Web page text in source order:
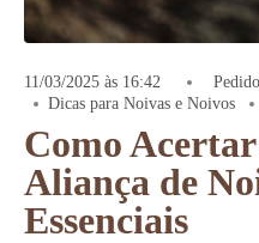
11/03/2025 às 16:42
Dicas para Noivas e Noivos
Como
Aliança de
Essenciais